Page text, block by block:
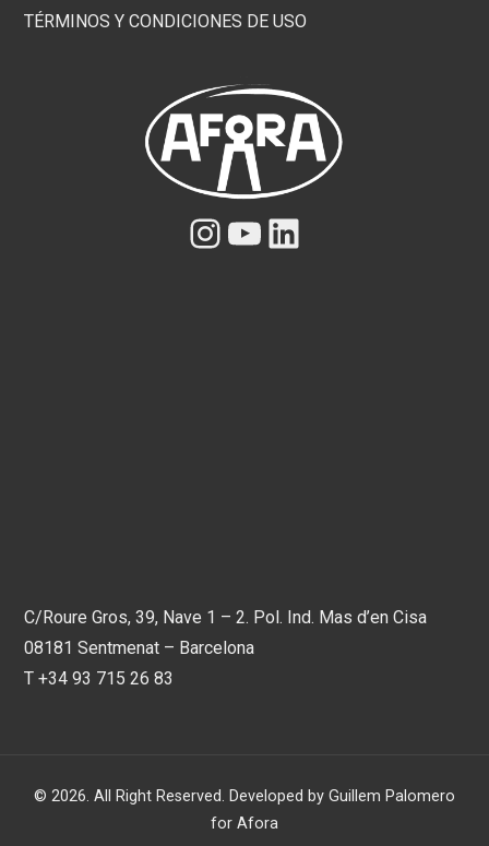
TÉRMINOS Y CONDICIONES DE USO
Instagram
YouTube
LinkedIn
C/Roure Gros, 39, Nave 1 – 2. Pol. Ind. Mas d’en Cisa
08181 Sentmenat – Barcelona
T+34 93 715 26 83
© 2026. All Right Reserved. Developed by Guillem Palomero
for Afora